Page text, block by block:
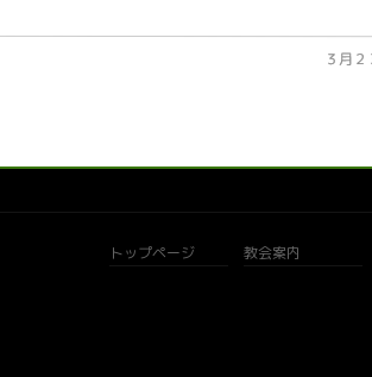
３月
トップページ 教会案内